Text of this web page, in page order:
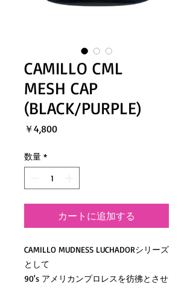
CAMILLO CML
MESH CAP
(BLACK/PURPLE)
￥4,800価
数量 *
カートに追加する
CAMILLO MUDNESS LUCHADORシリーズ
として
90's アメリカンプロレスを彷彿とさせ